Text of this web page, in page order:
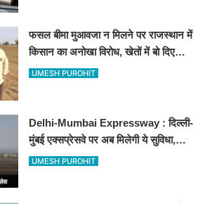
फसल बीमा मुआवजा न मिलने पर राजस्थान में
किसान का अनोखा विरोध, खेतों में बो दिए
500-500 रुपए के नोट, वीडियो वायरल
UMESH PUROHIT
Delhi-Mumbai Expressway : दिल्ली-
मुंबई एक्सप्रेसवे पर अब मिलेगी ये सुविधा,
हेलीकॉप्टर सर्विस से तुरंत घायल पहुंचेगा
UMESH PUROHIT